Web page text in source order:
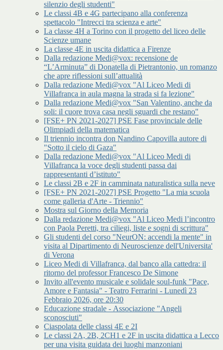
silenzio degli studenti"
Le classi 4B e 4G partecipano alla conferenza
spettacolo "Intrecci tra scienza e arte"
La classe 4H a Torino con il progetto del liceo delle
Scienze umane
La classe 4E in uscita didattica a Firenze
Dalla redazione Medi@vox: recensione de
“L’Arminuta” di Donatella di Pietrantonio, un romanzo
che apre riflessioni sull’attualità
Dalla redazione Medi@vox "Al Liceo Medi di
Villafranca in aula magna la strada si fa lezione"
Dalla redazione Medi@vox "San Valentino, anche da
soli: il cuore trova casa negli sguardi che restano"
[FSE+ PN 2021-2027] PSE Fase provinciale delle
Olimpiadi della matematica
Il triennio incontra don Nandino Capovilla autore di
"Sotto il cielo di Gaza"
Dalla redazione Medi@vox "Al Liceo Medi di
Villafranca la voce degli studenti passa dai
rappresentanti d’istituto"
Le classi 2B e 2F in camminata naturalistica sulla neve
[FSE+ PN 2021-2027] PSE Progetto "La mia scuola
come galleria d'Arte - Triennio"
Mostra sul Giorno della Memoria
Dalla redazione Medi@vox "Al Liceo Medi l’incontro
con Paola Peretti, tra ciliegi, liste e sogni di scrittura"
Gli studenti del corso "NeurON: accendi la mente" in
visita al Dipartimento di Neuroscienze dell'Universita'
di Verona
Liceo Medi di Villafranca, dal banco alla cattedra: il
ritorno del professor Francesco De Simone
Invito all'evento musicale e solidale soul-funk "Pace,
Amore e Fantasia" - Teatro Ferrarini - Lunedì 23
Febbraio 2026, ore 20:30
Educazione stradale - Associazione "Angeli
sconosciuti"
Ciaspolata delle classi 4E e 2I
Le classi 2A, 2B, 2CH1 e 2F in uscita didattica a Lecco
per una visita guidata dei luoghi manzoniani